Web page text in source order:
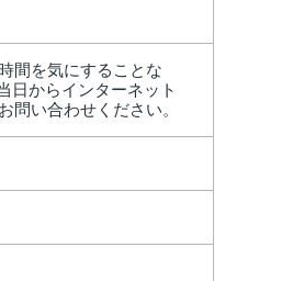
間を気にすることな
日からインターネット
問い合わせください。